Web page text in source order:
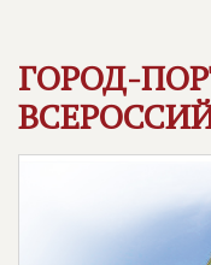
ГОРОД-